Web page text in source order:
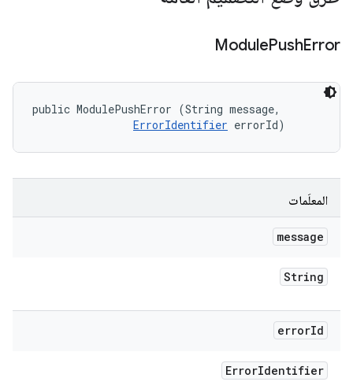
ModulePushError
public ModulePushError (String message,
ErrorIdentifier errorId)
المعلَمات
message
String
errorId
ErrorIdentifier